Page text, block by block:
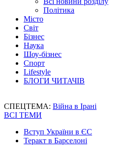
Політика
Місто
Світ
Бізнес
Наука
Шоу-бізнес
Спорт
Lifestyle
БЛОГИ ЧИТАЧІВ
СПЕЦТЕМА: Війна в Ірані
ВСІ ТЕМИ
Вступ України в ЄС
Теракт в Барселоні